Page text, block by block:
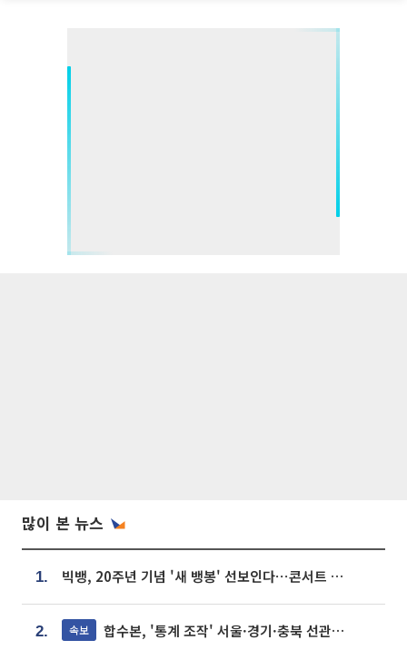
많이 본 뉴스
1. 빅뱅, 20주년 기념 '새 뱅봉' 선보인다⋯콘서트 앞두고 팝업 개최
2. 속보 합수본, '통계 조작' 서울·경기·충북 선관위 등 추가 압수수색